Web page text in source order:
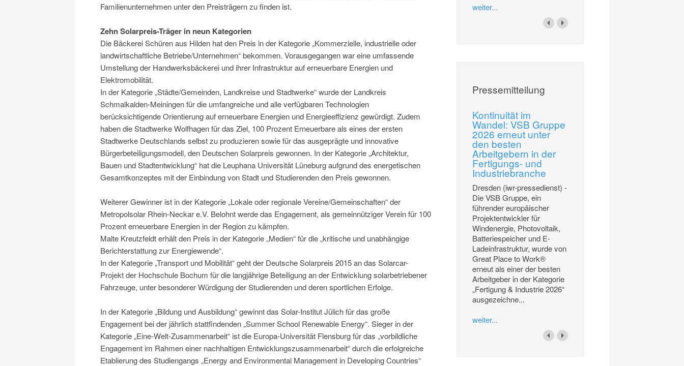
Familienunternehmen unter den Preisträgern zu finden ist.
Zehn Solarpreis-Träger in neun Kategorien
Die Bäckerei Schüren aus Hilden hat den Preis in der Kategorie „Kommerzielle, industrielle oder
landwirtschaftliche Betriebe/Unternehmen“ bekommen. Vorausgegangen war eine umfassende
Umstellung der Handwerksbäckerei und ihrer Infrastruktur auf erneuerbare Energien und
Elektromobilität.
In der Kategorie „Städte/Gemeinden, Landkreise und Stadtwerke“ wurde der Landkreis
Schmalkalden-Meiningen für die umfangreiche und alle verfügbaren Technologien
berücksichtigende Orientierung auf erneuerbare Energien und Energieeffizienz gewürdigt. Zudem
haben die Stadtwerke Wolfhagen für das Ziel, 100 Prozent Erneuerbare als eines der ersten
Stadtwerke Deutschlands selbst zu produzieren sowie für das ausgeprägte und innovative
Bürgerbeteiligungsmodell, den Deutschen Solarpreis gewonnen. In der Kategorie „Architektur,
Bauen und Stadtentwicklung“ hat die Leuphana Universität Lüneburg aufgrund des energetischen
Gesamtkonzeptes mit der Einbindung von Stadt und Studierenden den Preis gewonnen.
Weiterer Gewinner ist in der Kategorie „Lokale oder regionale Vereine/Gemeinschaften“ der
Metropolsolar Rhein-Neckar e.V. Belohnt werde das Engagement, als gemeinnütziger Verein für 100
Prozent erneuerbare Energien in der Region zu kämpfen.
Malte Kreutzfeldt erhält den Preis in der Kategorie „Medien“ für die „kritische und unabhängige
Berichterstattung zur Energiewende“.
In der Kategorie „Transport und Mobilität“ geht der Deutsche Solarpreis 2015 an das Solarcar-
Projekt der Hochschule Bochum für die langjährige Beteiligung an der Entwicklung solarbetriebener
Fahrzeuge, unter besonderer Würdigung der Studierenden und deren sportlichen Erfolge.
In der Kategorie „Bildung und Ausbildung“ gewinnt das Solar-Institut Jülich für das große
Engagement bei der jährlich stattfindenden „Summer School Renewable Energy“. Sieger in der
Kategorie „Eine-Welt-Zusammenarbeit“ ist die Europa-Universität Flensburg für das „vorbildliche
Engagement im Rahmen einer nachhaltigen Entwicklungszusammenarbeit“ durch die erfolgreiche
Etablierung des Studiengangs „Energy and Environmental Management in Developing Countries“
weiter...
Pressemitteilung
Kontinuität im
Wandel: VSB Gruppe
2026 erneut unter
den besten
Arbeitgebern in der
Fertigungs- und
Industriebranche
Dresden (iwr-pressedienst) -
Die VSB Gruppe, ein
führender europäischer
Projektentwickler für
Windenergie, Photovoltaik,
Batteriespeicher und E-
Ladeinfrastruktur, wurde von
Great Place to Work®
erneut als einer der besten
Arbeitgeber in der Kategorie
„Fertigung & Industrie 2026“
ausgezeichne...
weiter...